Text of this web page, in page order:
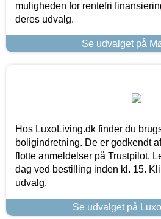
muligheden for rentefri
deres udvalg.
Se udvalget på
Hos LuxoLiving.dk finder du
boligindretning. De er godkendt
flotte anmeldelser på Trustpilot.
dag ved bestilling inden kl. 15.
udvalg.
Se udvalget på